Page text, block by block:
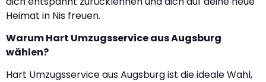
Heimat in Nis freuen.
Warum Hart Umzugsservice aus Augsburg
wählen?
Hart Umzugsservice aus Augsburg ist die ideale Wahl,